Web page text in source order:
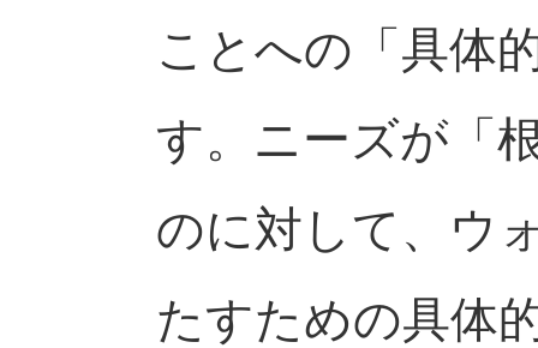
ことへの「具体
す。ニーズが「
のに対して、ウ
たすための具体